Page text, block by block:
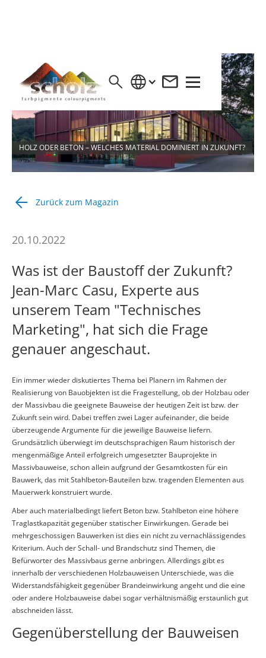
HOLZ ODER BETON – WELCHES MATERIAL DOMINIERT IN ZUKUNFT?
Zurück zum Magazin
20.10.2022
Was ist der Baustoff der Zukunft?
Jean-Marc Casu, Experte aus
unserem Team "Technisches
Marketing", hat sich die Frage
genauer angeschaut.
Ein immer wieder diskutiertes Thema bei Planern im Rahmen der
Realisierung von Bauobjekten ist die Fragestellung, ob der Holzbau oder
der Massivbau die geeignete Bauweise der heutigen Zeit ist bzw. der
Zukunft sein wird. Dabei treffen zwei Lager aufeinander, die beide
überzeugende Argumente für die jeweilige Bauweise liefern.
Grundsätzlich überwiegt im deutschsprachigen Raum historisch der
mengenmäßige Anteil erfolgreich umgesetzter Bauprojekte in
Massivbauweise, schon allein aufgrund der Gesamtkosten für ein
Bauwerk, das mit Stahlbeton-Bauteilen bzw. tragenden Elementen aus
Mauerwerk konstruiert wurde.
Aber auch materialbedingt liefert Beton bzw. Stahlbeton eine höhere
Traglastkapazität gegenüber statischer Einwirkungen. Gerade bei
mehrgeschossigen Bauwerken ist dies ein nicht zu vernachlässigendes
Kriterium. Auch der Schall- und Brandschutz sind Themen, die
Befürworter des Massivbaus gerne anbringen. Allerdings gibt es
innerhalb der verschiedenen Holzbauweisen Unterschiede, was die
Widerstandsfähigkeit gegenüber Brandeinwirkung angeht und die eine
oder andere Holzbauweise dabei sogar verhältnismäßig erstaunlich gut
abschneiden lässt.
Gegenüberstellung der Bauweisen